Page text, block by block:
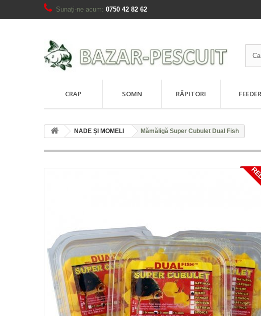
Sunați-ne acum: 0750 42 82 62
CRAP SOMN RĂPITORI FEEDER
NADE ȘI MOMELI Mămăligă Super Cubulet Dual Fish